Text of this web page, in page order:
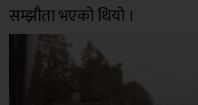
सम्झौता भएको थियो ।